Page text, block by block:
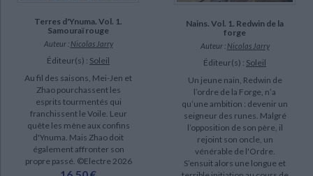
Terres d'Ynuma. Vol. 1.
Samouraï rouge
Auteur : Nicolas Jarry
Éditeur(s) : Soleil
Au fil des saisons, Mei-Jen et
Zhao pourchassent les
esprits tourmentés qui
franchissent le Voile. Leur
quête les mène aux confins
d'Ynuma. Mais Zhao doit
également affronter son
propre passé. ©Electre 2026
Nains. Vol. 1. Redwin de la
forge
Auteur : Nicolas Jarry
Éditeur(s) : Soleil
Un jeune nain, Redwin de
l’ordre de la Forge, n’a
qu’une ambition : devenir un
seigneur des runes. Malgré
l’opposition de son père, il
rejoint son oncle, un
vénérable de l'Ordre.
S’ensuit alors une longue et